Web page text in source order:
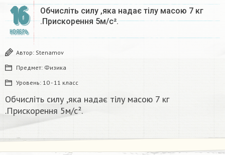
16
НОЯБРЬ
Обчисліть силу ,яка надає тілу масою 7 кг
.Прискорення 5м/с².
Автор: Stenamov
Предмет: Физика
Уровень: 10 - 11 класс
Обчисліть силу ,яка надає тілу масою 7 кг
.Прискорення 5м/с².